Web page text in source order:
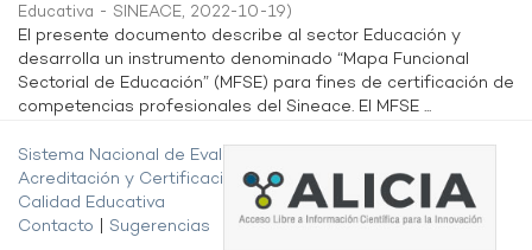
Educativa - SINEACE, 2022-10-19)
El presente documento describe al sector Educación y
desarrolla un instrumento denominado “Mapa Funcional
Sectorial de Educación” (MFSE) para fines de certificación de
competencias profesionales del Sineace. El MFSE ...
Sistema Nacional de Evaluación,
Acreditación y Certificación de la
Calidad Educativa
Contacto
Sugerencias